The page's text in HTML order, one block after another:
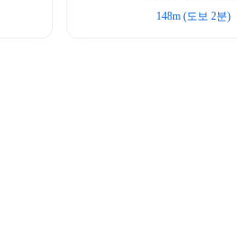
148m (도보 2분)